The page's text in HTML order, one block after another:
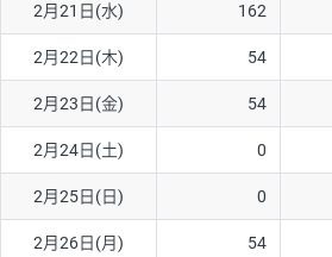
2月21日(水) 162
2月22日(木) 54
2月23日(金) 54
2月24日(土) 0
2月25日(日) 0
2月26日(月) 54